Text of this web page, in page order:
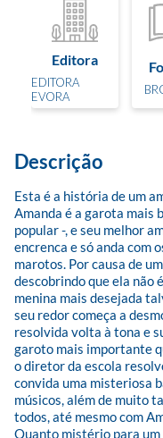
Editora
EDITORA
EVORA
Descrição
Esta é a história de um
Amanda é a garota mais
popular -, e seu melhor
encrenca e só anda com
marotos. Por causa de
descobrindo que ela não
menina mais desejada
seu redor começa a
resolvida volta à tona e
garoto mais importante
o diretor da escola
convida uma misteriosa
músicos, além de muito
todos, até mesmo com
Quanto mistério para